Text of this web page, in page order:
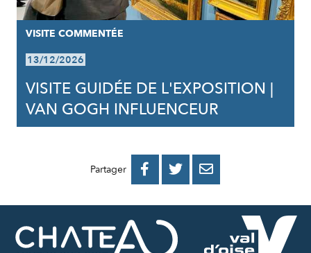
VISITE COMMENTÉE
13/12/2026
VISITE GUIDÉE DE L'EXPOSITION |
VAN GOGH INFLUENCEUR
Partager 
PARTAGER
FACEBOOK
PARTAGER
PARTAGER
MAIL